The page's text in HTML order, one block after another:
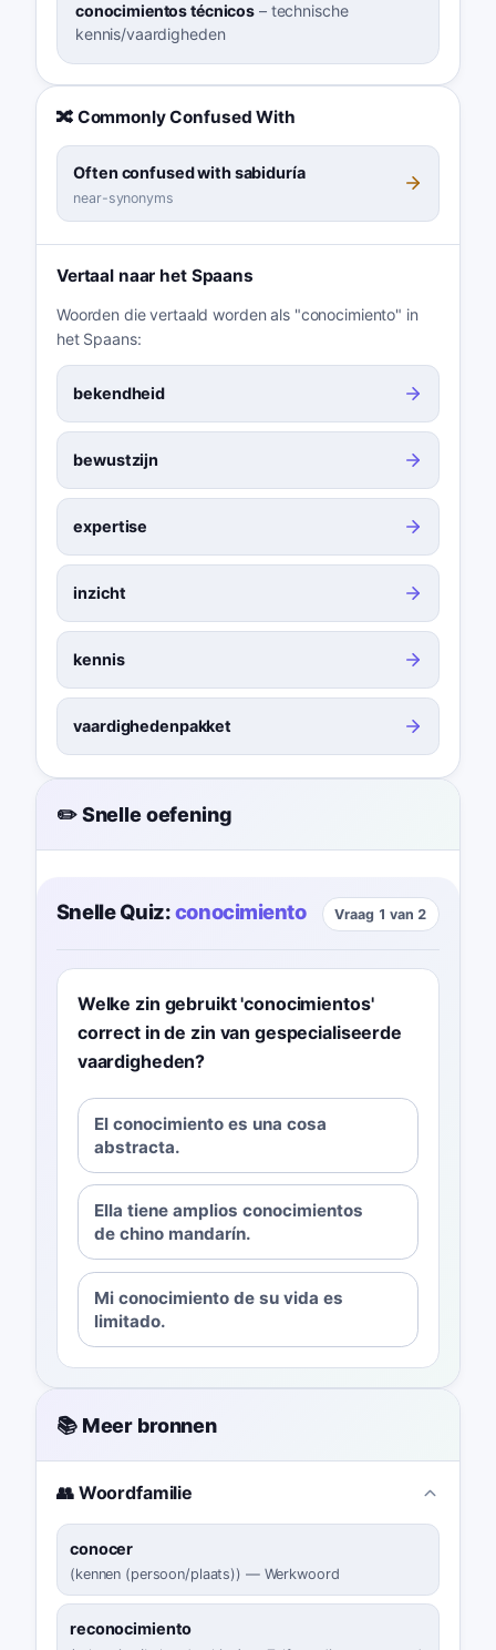
conocimientos técnicos – technische
kennis/vaardigheden
🔀 Commonly Confused With
Often confused with sabiduría
near-synonyms
Vertaal naar het Spaans
Woorden die vertaald worden als "conocimiento" in
het Spaans:
bekendheid
bewustzijn
expertise
inzicht
kennis
vaardighedenpakket
✏️ Snelle oefening
Snelle Quiz:conocimiento Vraag 1 van 2
Welke zin gebruikt 'conocimientos'
correct in de zin van gespecialiseerde
vaardigheden?
El conocimiento es una cosa
abstracta.
Ella tiene amplios conocimientos
de chino mandarín.
Mi conocimiento de su vida es
limitado.
📚 Meer bronnen
👥 Woordfamilie
conocer
(kennen (persoon/plaats)) — Werkwoord
reconocimiento